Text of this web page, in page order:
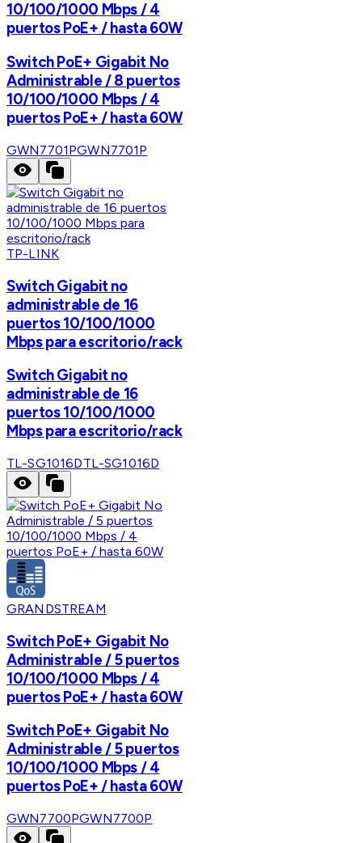
10/100/1000 Mbps / 4
puertos PoE+ / hasta 60W
Switch PoE+ Gigabit No
Administrable / 8 puertos
10/100/1000 Mbps / 4
puertos PoE+ / hasta 60W
GWN7701PGWN7701P
TP-LINK
Switch Gigabit no
administrable de 16
puertos 10/100/1000
Mbps para escritorio/rack
Switch Gigabit no
administrable de 16
puertos 10/100/1000
Mbps para escritorio/rack
TL-SG1016DTL-SG1016D
GRANDSTREAM
Switch PoE+ Gigabit No
Administrable / 5 puertos
10/100/1000 Mbps / 4
puertos PoE+ / hasta 60W
Switch PoE+ Gigabit No
Administrable / 5 puertos
10/100/1000 Mbps / 4
puertos PoE+ / hasta 60W
GWN7700PGWN7700P